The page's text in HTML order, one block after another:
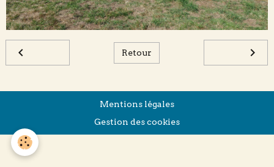
Retour
Mentions légales
Gestion des cookies